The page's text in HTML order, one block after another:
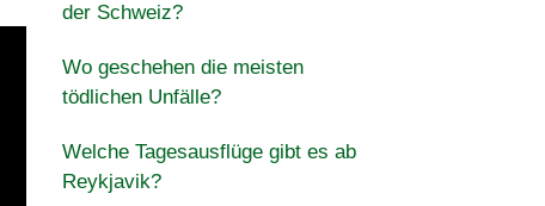
der Schweiz?
Wo geschehen die meisten
tödlichen Unfälle?
Welche Tagesausflüge gibt es ab
Reykjavik?